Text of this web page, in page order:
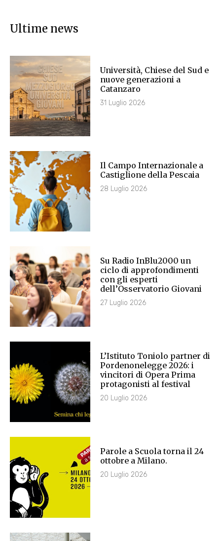
Ultime news
Università, Chiese del Sud e
nuove generazioni a
Catanzaro
31 Luglio 2026
Il Campo Internazionale a
Castiglione della Pescaia
28 Luglio 2026
Su Radio InBlu2000 un
ciclo di approfondimenti
con gli esperti
dell’Osservatorio Giovani
27 Luglio 2026
L’Istituto Toniolo partner di
Pordenonelegge 2026: i
vincitori di Opera Prima
protagonisti al festival
20 Luglio 2026
Parole a Scuola torna il 24
ottobre a Milano.
20 Luglio 2026